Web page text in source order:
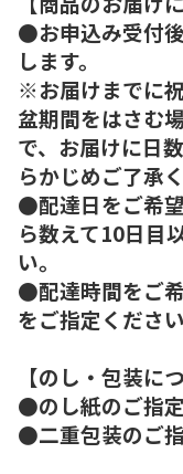
●お申込み受付
します。
※お届けまでに
盆期間をはさむ
で、お届けに日
らかじめご了承
●配達日をご希
ら数えて10日目
い。
●配達時間をご
をご指定ください
【のし・包装に
●のし紙のご指定
●二重包装のご指